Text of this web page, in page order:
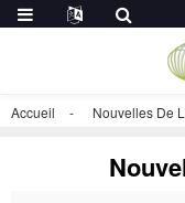
Accueil Nouvelles De